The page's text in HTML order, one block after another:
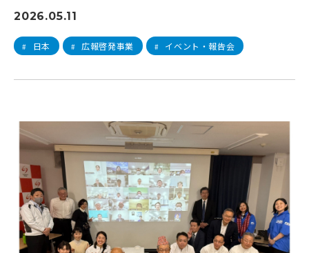
2026.05.11
# 日本 # 広報啓発事業 # イベント・報告会